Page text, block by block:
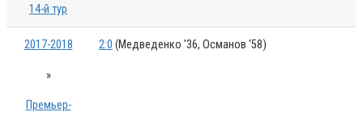
14-й тур
2017-2018
»
Премьер-
2:0 (Медведенко '36, Османов '58)